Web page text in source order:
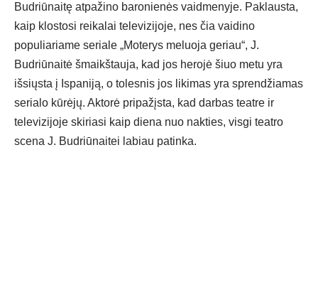
Budriūnaitę atpažino baronienės vaidmenyje. Paklausta,
kaip klostosi reikalai televizijoje, nes čia vaidino
populiariame seriale „Moterys meluoja geriau“, J.
Budriūnaitė šmaikštauja, kad jos herojė šiuo metu yra
išsiųsta į Ispaniją, o tolesnis jos likimas yra sprendžiamas
serialo kūrėjų. Aktorė pripažįsta, kad darbas teatre ir
televizijoje skiriasi kaip diena nuo nakties, visgi teatro
scena J. Budriūnaitei labiau patinka.